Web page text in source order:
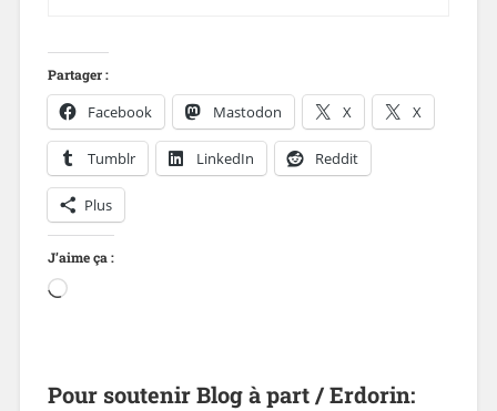
Partager :
Facebook Mastodon X X
Tumblr LinkedIn Reddit
Plus
J’aime ça :
Pour soutenir Blog à part / Erdorin: